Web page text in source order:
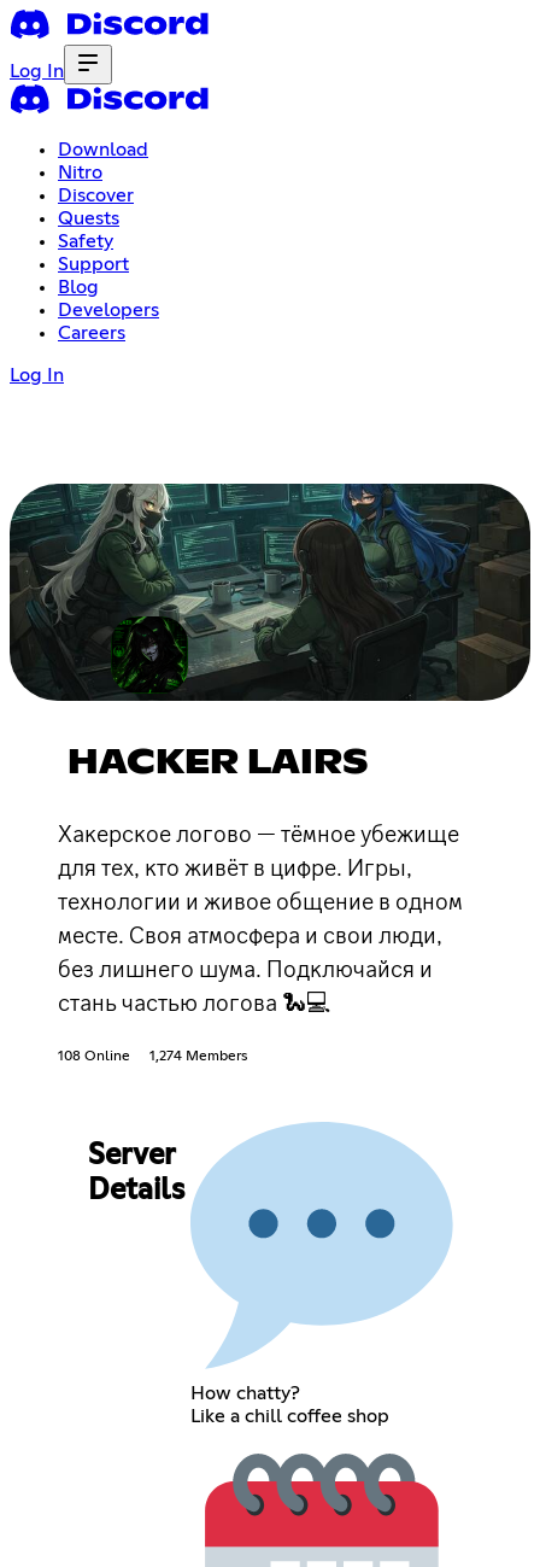
Log In
Download
Nitro
Discover
Quests
Safety
Support
Blog
Developers
Careers
Log In
HACKER LAIRS
Хакерское логово — тёмное убежище
для тех, кто живёт в цифре. Игры,
технологии и живое общение в одном
месте. Своя атмосфера и свои люди,
без лишнего шума. Подключайся и
стань частью логова 🐍💻
108 Online 1,274 Members
Server
Details
How chatty?
Like a chill coffee shop